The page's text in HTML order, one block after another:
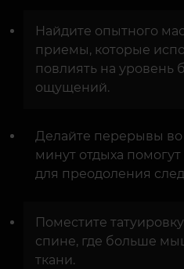
Найдите опытного
приемы, которые
повлиять на уровень
ощущений.
Делайте перерывы во
минут отдыха
для преодоления
Поместите
спине, где больше
ткани.